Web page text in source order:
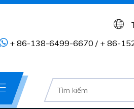
+ 86-138-6499-6670 / + 86-